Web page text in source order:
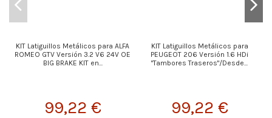
KIT Latiguillos Metálicos para ALFA
ROMEO GTV Versión 3.2 V6 24V OE
BIG BRAKE KIT en...
99,22 €
KIT Latiguillos Metálicos para
PEUGEOT 206 Versión 1.6 HDi
"Tambores Traseros"/Desde...
99,22 €